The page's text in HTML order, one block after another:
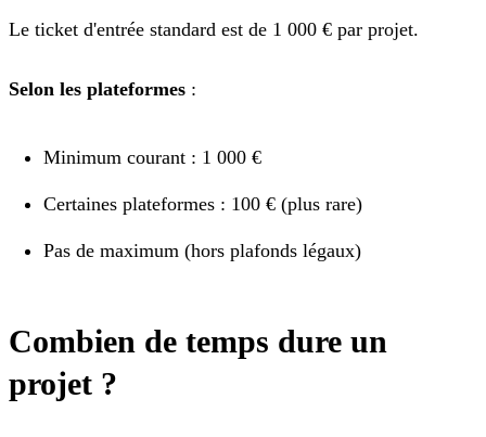
Le ticket d'entrée standard est de 1 000 € par projet.
Selon les plateformes :
Minimum courant : 1 000 €
Certaines plateformes : 100 € (plus rare)
Pas de maximum (hors plafonds légaux)
Combien de temps dure un
projet ?